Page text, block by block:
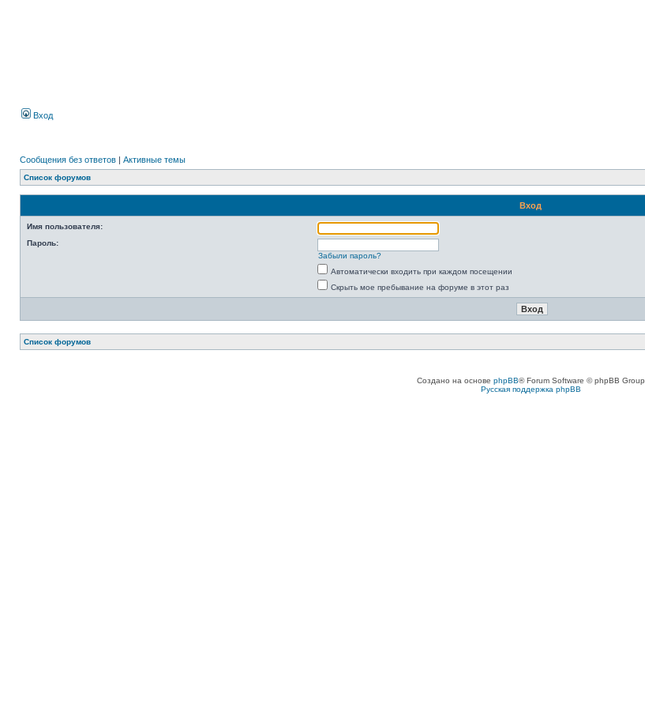
Вход
Сообщения без ответов | Активные темы
Список форумов
Вход
Имя пользователя:
Пароль:
Забыли пароль?
Автоматически входить при каждом посещении
Скрыть мое пребывание на форуме в этот раз
Список форумов
Создано на основе phpBB® Forum Software © phpBB Group
Русская поддержка phpBB